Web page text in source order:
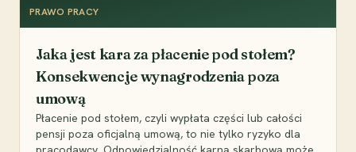
PRAWO PRACY
Jaka jest kara za płacenie pod stołem?
Konsekwencje wynagrodzenia poza
umową
Płacenie pod stołem, czyli wypłata części lub całości
pensji poza oficjalną umową, to nie tylko ryzyko dla